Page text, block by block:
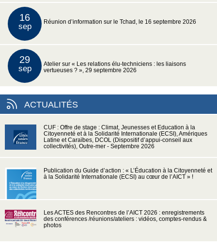
16
sep Réunion d’information sur le Tchad, le 16 septembre 2026
29
sep
Atelier sur « Les relations élu-techniciens : les liaisons
vertueuses ? », 29 septembre 2026
ACTUALITÉS
CUF : Offre de stage : Climat, Jeunesses et Education à la
Citoyenneté et à la Solidarité Internationale (ECSI), Amériques
Latine et Caraïbes, DCOL (Dispositif d’appui-conseil aux
collectivités), Outre-mer - Septembre 2026
Publication du Guide d’action : « L’Éducation à la Citoyenneté et
à la Solidarité Internationale (ECSI) au cœur de l’AICT » !
Les ACTES des Rencontres de l’AICT 2026 : enregistrements
des conférences /réunions/ateliers : vidéos, comptes-rendus &
photos